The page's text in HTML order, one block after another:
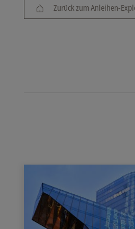
Zurück zum Anleihen-